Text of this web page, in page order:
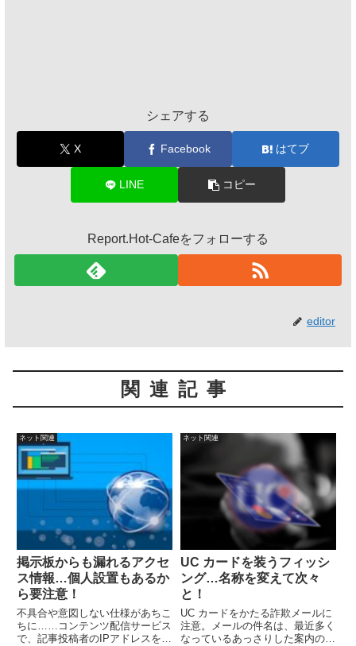
シェアする
X Facebook はてブ
LINE コピー
Report.Hot-Cafeをフォローする
editor
関連記事
ネット関連
掲示板からも漏れるアクセ
ス情報…個人設置もあるか
ら要注意！
不具合や意図しない仕様があちこ
ちに……コンテンツ配信サービス
で、記事投稿者のIPアドレスを第
ネット関連
UC カードを装うフィッシ
ング…名称を変えて次々
と！
UC カードをかたる詐欺メールに
注意。メールの件名は、最近多く
なっているあっさりした案内のよ